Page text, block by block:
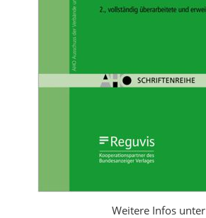
Weitere Infos unter